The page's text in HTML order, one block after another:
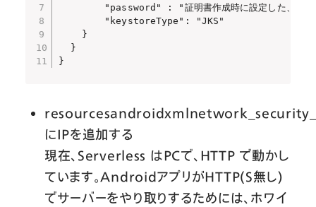
"password" : "証明書作成時に設定した、鍵の
        "keystoreType": "JKS"
    }
  }
}
にIPを追加する
現在、Serverless はPCで、HTTP で動かし
ています。AndroidアプリがHTTP(S無し)
でサーバーをやり取りするためには、ホワイ